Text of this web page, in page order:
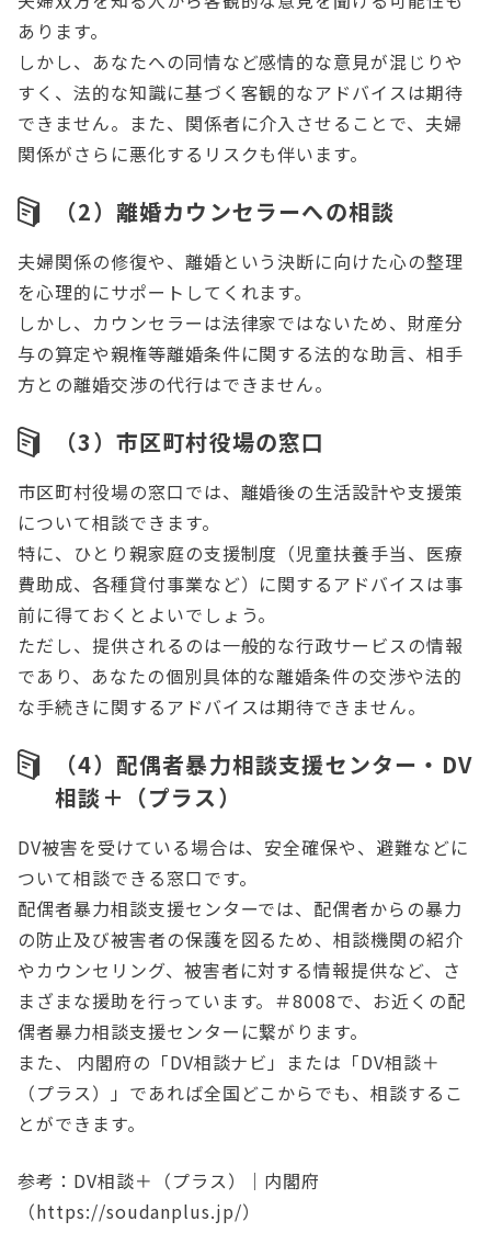
あります。
しかし、あなたへの同情など感情的な意見が混じりや
すく、法的な知識に基づく客観的なアドバイスは期待
できません。また、関係者に介入させることで、夫婦
関係がさらに悪化するリスクも伴います。
（2） 離婚カウンセラーへの相談
夫婦関係の修復や、離婚という決断に向けた心の整理
を心理的にサポートしてくれます。
しかし、カウンセラーは法律家ではないため、財産分
与の算定や親権等離婚条件に関する法的な助言、相手
方との離婚交渉の代行はできません。
（3） 市区町村役場の窓口
市区町村役場の窓口では、離婚後の生活設計や支援策
について相談できます。
特に、ひとり親家庭の支援制度（児童扶養手当、医療
費助成、各種貸付事業など）に関するアドバイスは事
前に得ておくとよいでしょう。
ただし、提供されるのは一般的な行政サービスの情報
であり、あなたの個別具体的な離婚条件の交渉や法的
な手続きに関するアドバイスは期待できません。
（4）配偶者暴力相談支援センター・DV
相談＋（プラス）
DV被害を受けている場合は、安全確保や、避難などに
ついて相談できる窓口です。
配偶者暴力相談支援センターでは、配偶者からの暴力
の防止及び被害者の保護を図るため、相談機関の紹介
やカウンセリング、被害者に対する情報提供など、さ
まざまな援助を行っています。＃8008で、お近くの配
偶者暴力相談支援センターに繋がります。
また、 内閣府の「DV相談ナビ」または「DV相談＋
（プラス）」であれば全国どこからでも、相談するこ
とができます。
参考：DV相談＋（プラス）｜内閣府
（https://soudanplus.jp/）